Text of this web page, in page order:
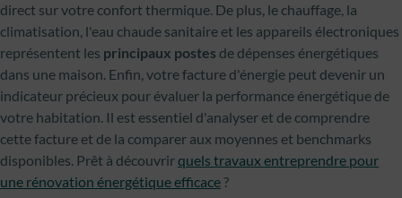
direct sur votre confort thermique. De plus, le chauffage, la
climatisation, l'eau chaude sanitaire et les appareils électroniques
représentent les principaux postes de dépenses énergétiques
dans une maison. Enfin, votre facture d'énergie peut devenir un
indicateur précieux pour évaluer la performance énergétique de
votre habitation. Il est essentiel d'analyser et de comprendre
cette facture et de la comparer aux moyennes et benchmarks
disponibles. Prêt à découvrirquels travaux entreprendre pour
une rénovation énergétique efficace ?